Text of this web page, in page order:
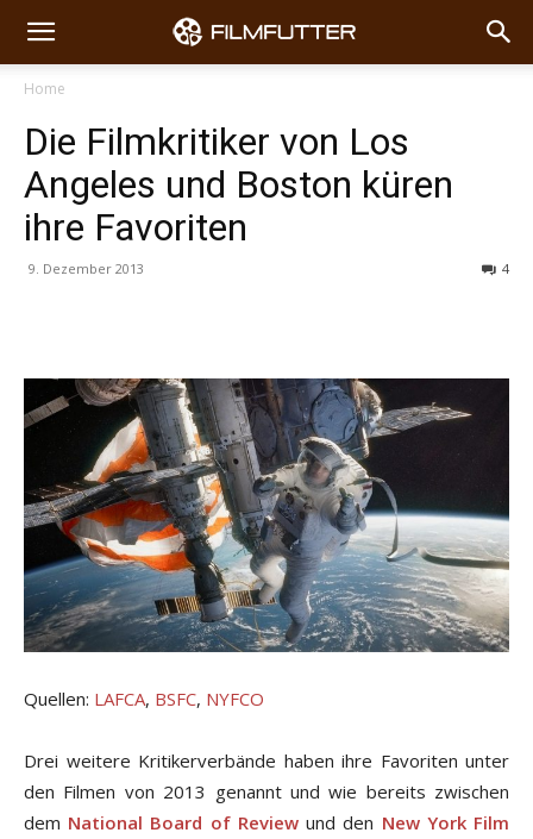
Home
Die Filmkritiker von Los
Angeles und Boston küren
ihre Favoriten
9. Dezember 2013 4
Quellen: LAFCA, BSFC, NYFCO
Drei weitere Kritikerverbände haben ihre Favoriten unter
den Filmen von 2013 genannt und wie bereits zwischen
dem National Board of Reviewund den New York Film